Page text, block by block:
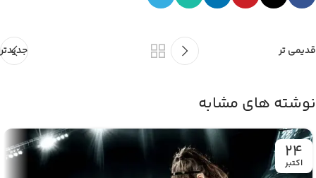
جدیدتر قدیمی تر
نوشته های مشابه
24
اکتبر